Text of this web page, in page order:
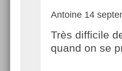
Antoine 14
Très difficile
quand on se